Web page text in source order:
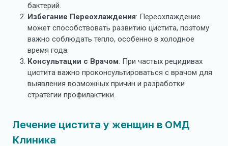
бактерий.
Избегание Переохлаждения: Переохлаждение
может способствовать развитию цистита, поэтому
важно соблюдать тепло, особенно в холодное
время года.
Консультации с Врачом: При частых рецидивах
цистита важно проконсультироваться с врачом для
выявления возможных причин и разработки
стратегии профилактики.
Лечение цистита у женщин в ОМД
Клиника